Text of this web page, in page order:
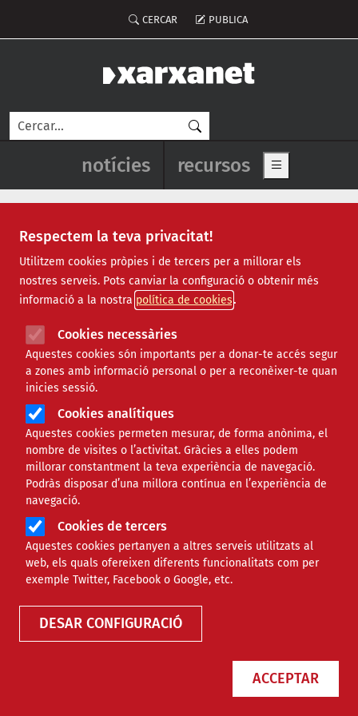
Respectem la teva privacitat!
Utilitzem cookies pròpies i de tercers per a millorar els
nostres serveis. Pots canviar la configuració o obtenir més
informació a la nostra política de cookies
Cookies necessàries
Aquestes cookies són importants per a donar-te accés segur
a zones amb informació personal o per a reconèixer-te quan
inicies sessió.
Cookies analítiques
Aquestes cookies permeten mesurar, de forma anònima, el
nombre de visites o l’activitat. Gràcies a elles podem
millorar constantment la teva experiència de navegació.
Podràs disposar d’una millora contínua en l’experiència de
navegació.
Cookies de tercers
Aquestes cookies pertanyen a altres serveis utilitzats al
web, els quals ofereixen diferents funcionalitats com per
exemple Twitter, Facebook o Google, etc.
DESAR CONFIGURACIÓ
ACCEPTAR
Menú del compte d'usuari
CERCAR PUBLICA
Cerca
Navegació principal de
notícies recursos Show main
Recursos
Tots | Econòmic | Jurídic | Projectes | Tecnològic |
Formació | Finançament | Biblioteca |
Ofertes de feina
Webinars
Àmbit
Novetats a la tributació dels
ajuts socials
Comparteix
F
a
X Compartir en altres xarxes socials
21/07/2015
Autor/a Dolors Martínez Mendoza